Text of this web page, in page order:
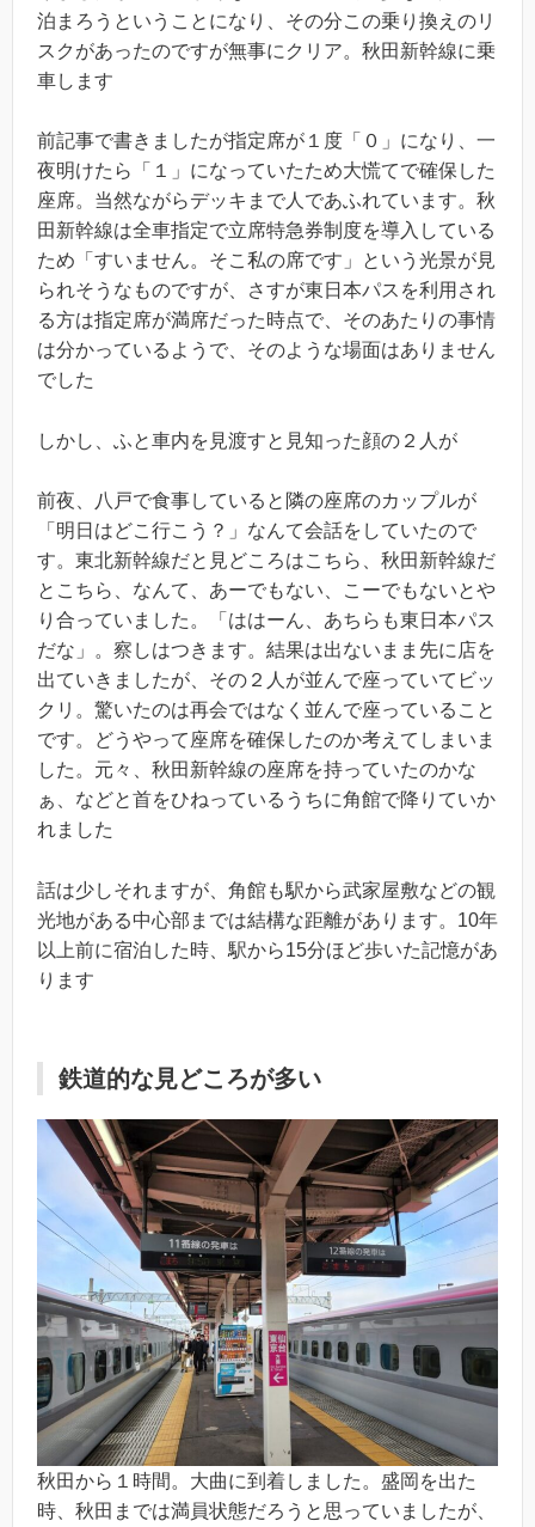
泊まろうということになり、その分この乗り換えのリ
スクがあったのですが無事にクリア。秋田新幹線に乗
車します
前記事で書きましたが指定席が１度「０」になり、一
夜明けたら「１」になっていたため大慌てで確保した
座席。当然ながらデッキまで人であふれています。秋
田新幹線は全車指定で立席特急券制度を導入している
ため「すいません。そこ私の席です」という光景が見
られそうなものですが、さすが東日本パスを利用され
る方は指定席が満席だった時点で、そのあたりの事情
は分かっているようで、そのような場面はありません
でした
しかし、ふと車内を見渡すと見知った顔の２人が
前夜、八戸で食事していると隣の座席のカップルが
「明日はどこ行こう？」なんて会話をしていたので
す。東北新幹線だと見どころはこちら、秋田新幹線だ
とこちら、なんて、あーでもない、こーでもないとや
り合っていました。「ははーん、あちらも東日本パス
だな」。察しはつきます。結果は出ないまま先に店を
出ていきましたが、その２人が並んで座っていてビッ
クリ。驚いたのは再会ではなく並んで座っていること
です。どうやって座席を確保したのか考えてしまいま
した。元々、秋田新幹線の座席を持っていたのかな
ぁ、などと首をひねっているうちに角館で降りていか
れました
話は少しそれますが、角館も駅から武家屋敷などの観
光地がある中心部までは結構な距離があります。10年
以上前に宿泊した時、駅から15分ほど歩いた記憶があ
ります
鉄道的な見どころが多い
秋田から１時間。大曲に到着しました。盛岡を出た
時、秋田までは満員状態だろうと思っていましたが、